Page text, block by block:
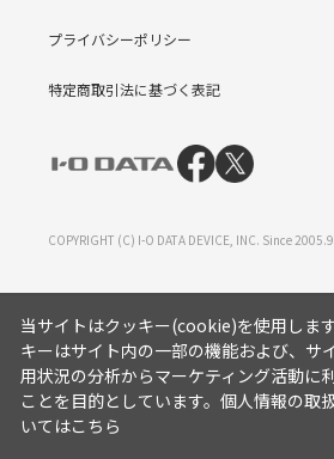
プライバシーポリシー
特定商取引法に基づく表記
COPYRIGHT (C) I-O DATA DEVICE, INC. Since
当サイトはクッキー(cookie)を使用しま
キーはサイト内の一部の機能および、サ
用状況の分析からマーケティング活動に
ことを目的としています。 個人情報の取
いてはこちら